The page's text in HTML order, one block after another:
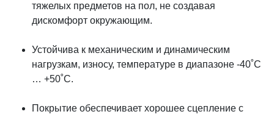
тяжелых предметов на пол, не создавая
дискомфорт окружающим.
Устойчива к механическим и динамическим
нагрузкам, износу, температуре в диапазоне -40˚С
… +50˚С.
Покрытие обеспечивает хорошее сцепление с